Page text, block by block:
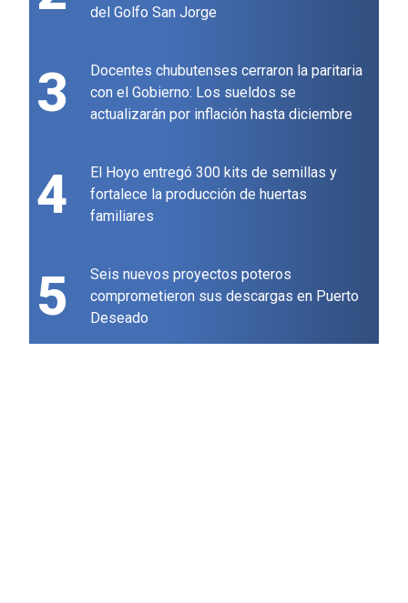
del Golfo San Jorge
3
Docentes chubutenses cerraron la paritaria
con el Gobierno: Los sueldos se
actualizarán por inflación hasta diciembre
4
El Hoyo entregó 300 kits de semillas y
fortalece la producción de huertas
familiares
5
Seis nuevos proyectos poteros
comprometieron sus descargas en Puerto
Deseado